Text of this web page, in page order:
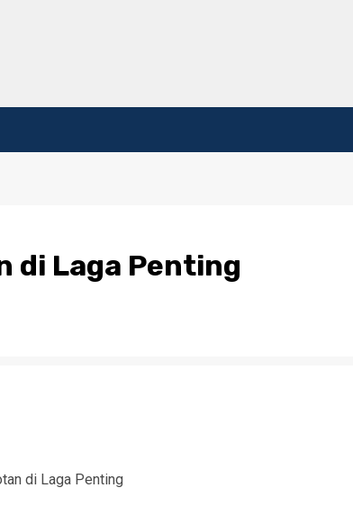
di Laga Penting